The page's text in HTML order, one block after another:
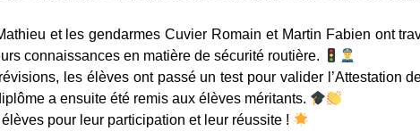
et les gendarmes Cuvier Romain et Martin Fabien ont
connaissances en matière de sécurité routière.
les élèves ont passé un test pour valider l’Attestation
a ensuite été remis aux élèves méritants.
pour leur participation et leur réussite !